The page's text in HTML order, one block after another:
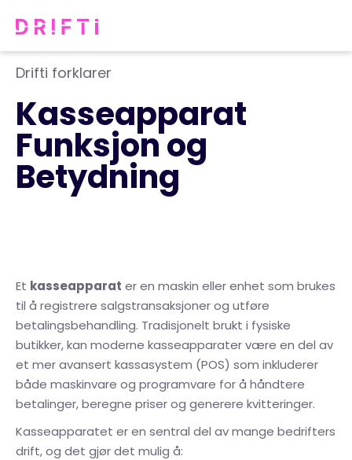
Drifti forklarer
Kasseapparat
Funksjon og
Betydning
Et kasseapparat er en maskin eller enhet som brukes
til å registrere salgstransaksjoner og utføre
betalingsbehandling. Tradisjonelt brukt i fysiske
butikker, kan moderne kasseapparater være en del av
et mer avansert kassasystem (POS) som inkluderer
både maskinvare og programvare for å håndtere
betalinger, beregne priser og generere kvitteringer.
Kasseapparatet er en sentral del av mange bedrifters
drift, og det gjør det mulig å: